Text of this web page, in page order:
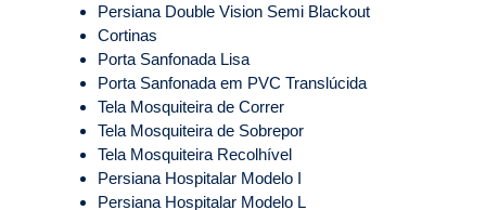
Persiana Double Vision Semi Blackout
Cortinas
Porta Sanfonada Lisa
Porta Sanfonada em PVC Translúcida
Tela Mosquiteira de Correr
Tela Mosquiteira de Sobrepor
Tela Mosquiteira Recolhível
Persiana Hospitalar Modelo I
Persiana Hospitalar Modelo L